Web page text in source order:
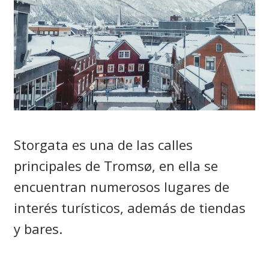
Storgata es una de las calles
principales de Tromsø, en ella se
encuentran numerosos lugares de
interés turísticos, además de tiendas
y bares.